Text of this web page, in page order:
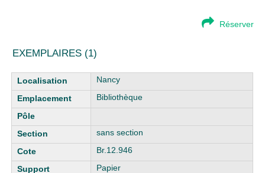
Réserver
EXEMPLAIRES (1)
Liste des exemplaires
Nancy
Bibliothèque
sans section
Br.12.946
Papier